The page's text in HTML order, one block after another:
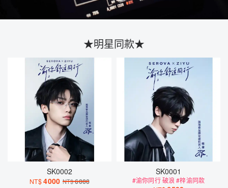
SK0002
4000 NT$
SK0001
#渝你同行 破浪 #梓渝同款
NT$6500